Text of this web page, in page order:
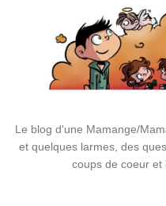
Le blog d'une Mamange/
et quelques larmes, des
coups de coeur et